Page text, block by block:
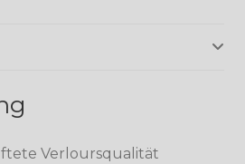
Verloursqualität